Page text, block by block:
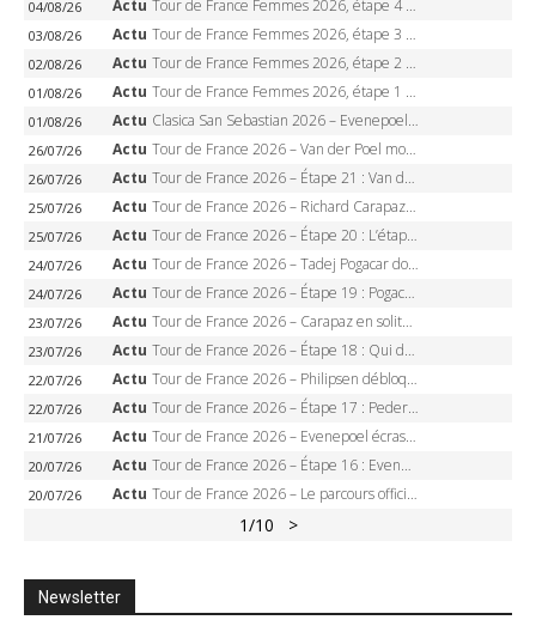
04/08/26 Actu Tour de France Femmes 2026, étape 4 – Marlen Reusser écrase le chrono, Ferrand-Prévot en crise
03/08/26 Actu Tour de France Femmes 2026, étape 3 – Sigrid Haugset en solitaire, 88 km d’échappée, maillot jaune
02/08/26 Actu Tour de France Femmes 2026, étape 2 – Lorena Wiebes doublé à Genève, Markus héroïque, 7e record
01/08/26 Actu Tour de France Femmes 2026, étape 1 – Lorena Wiebes intouchable à Lausanne, premier maillot jaune
01/08/26 Actu Clasica San Sebastian 2026 – Evenepoel recordman, 4e victoire, Carapaz battu au sprint
26/07/26 Actu Tour de France 2026 – Van der Poel monumental à Paris, Pogacar égale le record des cinq sacres
26/07/26 Actu Tour de France 2026 – Étape 21 : Van der Poel, Pogacar, qui succédera à Wout van Aert sur les Champs-Elysées ?
25/07/26 Actu Tour de France 2026 – Richard Carapaz roi des Alpes, doublé et maillot à pois, Seixas perd le podium
25/07/26 Actu Tour de France 2026 – Étape 20 : L’étape reine, Galibier, Sarenne, Alpe d’Huez, qui succédera à Pogacar ?
24/07/26 Actu Tour de France 2026 – Tadej Pogacar dompte l’Alpe d’Huez, 5e victoire, record de Pantani pulvérisé
24/07/26 Actu Tour de France 2026 – Étape 19 : Pogacar peut-il enfin dompter l’Alpe d’Huez ?
23/07/26 Actu Tour de France 2026 – Carapaz en solitaire à Orcières-Merlette, Paret-Peintre à un point du maillot à pois
23/07/26 Actu Tour de France 2026 – Étape 18 : Qui domptera Orcières-Merlette, première marche vers l’Alpe d’Huez ?
22/07/26 Actu Tour de France 2026 – Philipsen débloque son compteur à Voiron, Pedersen en danger pour le maillot vert
22/07/26 Actu Tour de France 2026 – Étape 17 : Pedersen peut-il verrouiller le maillot vert à Voiron ?
21/07/26 Actu Tour de France 2026 – Evenepoel écrase le chrono d’Évian, Seixas 4e, Lipowitz abandonne
20/07/26 Actu Tour de France 2026 – Étape 16 : Evenepoel, Pogacar, Ganna… qui domptera le chrono d’Évian pour redessiner le podium ?
20/07/26 Actu Tour de France 2026 – Le parcours officiel complet : 21 étapes, profils, carte et dates
1/10 >
Newsletter